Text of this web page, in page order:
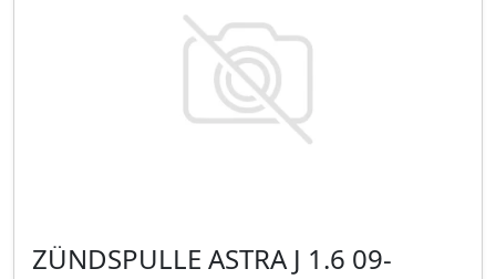
ZÜNDSPULLE ASTRA J 1.6 09-